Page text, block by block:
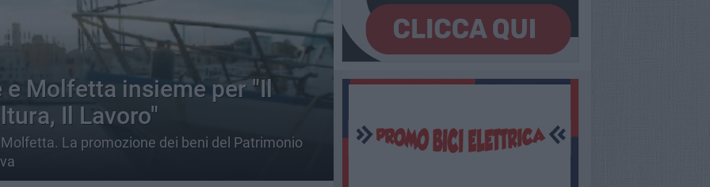
Molfetta insieme per "Il
Il Lavoro"
La promozione dei beni del Patrimonio